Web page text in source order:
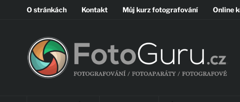
O stránkách Kontakt Můj kurz fotografování Online